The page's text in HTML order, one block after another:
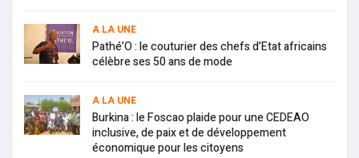
A LA UNE
Pathé’O : le couturier des chefs d’Etat africains
célèbre ses 50 ans de mode
A LA UNE
Burkina : le Foscao plaide pour une CEDEAO
inclusive, de paix et de développement
économique pour les citoyens